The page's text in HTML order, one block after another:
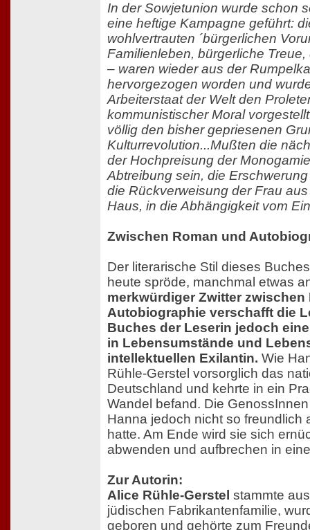
In der Sowjetunion wurde schon
eine heftige Kampagne geführt:
wohlvertrauten ´bürgerlichen
Familienleben, bürgerliche
– waren wieder aus der
hervorgezogen worden und
Arbeiterstaat der Welt den
kommunistischer Moral
völlig den bisher gepriesenen
Kulturrevolution...Mußten die
der Hochpreisung der
Abtreibung sein, die
die Rückverweisung der Frau
Haus, in die Abhängigkeit vom
Zwischen Roman und
Der literarische Stil dieses
heute spröde, manchmal etwas
merkwürdiger Zwitter zwischen
Autobiographie verschafft die
Buches der Leserin jedoch
in Lebensumstände und
intellektuellen Exilantin. Wie
Rühle-Gerstel vorsorglich das
Deutschland und kehrte in ein
Wandel befand. Die
Hanna jedoch nicht so freundlich
hatte. Am Ende wird sie sich
abwenden und aufbrechen in
Zur Autorin:
Alice Rühle-Gerstel stammte
jüdischen Fabrikantenfamilie,
geboren und gehörte zum